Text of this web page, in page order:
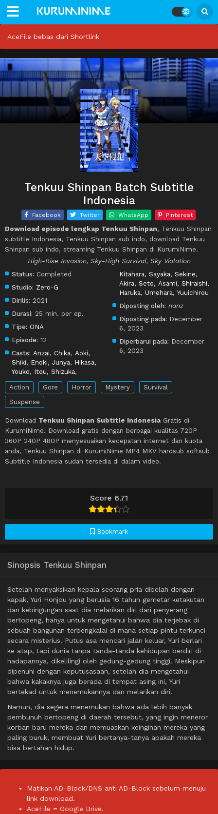
AceFile bebas dari Shortlink
Score 6.71
Bookmark
Tenkuu Shinpan Batch Subtitle
Indonesia
Facebook Twitter WhatsApp Pinterest
Download episode lengkap Tenkuu Shinpan, Tenkuu Shinpan
subtitle Indonesia, Tenkuu Shinpan sub indo, download Tenkuu
Shinpan sub indo, streaming Tenkuu Shinpan di KurumiNime.
High-Rise Invasion, Sky-High Survival, Sky Violation
Status: Completed
Studio: Zero-G
Dirilis: 2021
Durasi: 25 min. per ep.
Tipe: ONA
Episode: 12
Casts: Anzai, Chika, Aoki,
Shiki, Enoki, Junya, Hikasa,
Youko, Itou, Shizuka,
Kitahara, Sayaka,Sekine,
Akira,Seto, Asami,Shiraishi,
Haruka,Umehara, Yuuichirou
Diposting oleh: nanz
Diposting pada: December
6, 2023
Diperbarui pada: December
6, 2023
Action Gore Horror Mystery
Survival
Suspense
Download Tenkuu Shinpan Subtitle Indonesia Gratis di
KurumiNime. Download gratis dengan berbagai kualitas 720P
360P 240P 480P menyesuaikan kecepatan internet dan kuota
anda, Tenkuu Shinpan di KurumiNime MP4 MKV hardsub softsub
Subtitle Indonesia sudah tersedia di dalam video.
Sinopsis Tenkuu Shinpan
Setelah menyaksikan kepala seorang pria dibelah dengan
kapak, Yuri Honjou yang berusia 16 tahun gemetar ketakutan
dan kebingungan saat dia melarikan diri dari penyerang
bertopeng, hanya untuk mengetahui bahwa dia terjebak di
sebuah bangunan terbengkalai di mana setiap pintu terkunci
secara misterius. Putus asa mencari jalan keluar, Yuri berlari
ke atap, tapi dunia tanpa tanda-tanda kehidupan berdiri di
hadapannya, dikelilingi oleh gedung-gedung tinggi. Meskipun
dipenuhi dengan keputusasaan, setelah dia mengetahui
bahwa kakaknya juga berada di tempat asing ini, Yuri
bertekad untuk menemukannya dan melarikan diri.
Namun, dia segera menemukan bahwa ada lebih banyak
pembunuh bertopeng di daerah tersebut, yang ingin meneror
korban baru mereka dan memuaskan keinginan mereka yang
paling buruk, membuat Yuri bertanya-tanya apakah mereka
bisa bertahan hidup.
Matikan AD-Block/DNS anti AD-Block sebelum menuju
link download.
AceFile = Google Drive.